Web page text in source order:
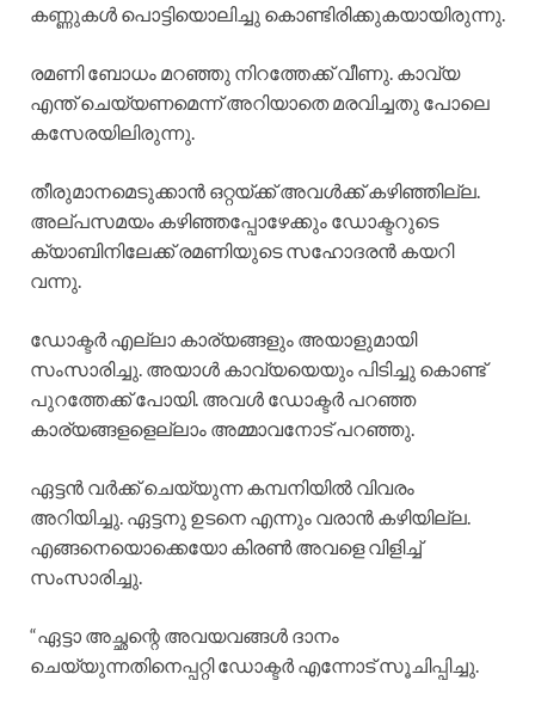
കണ്ണുകൾ പൊട്ടിയൊലിച്ചു കൊണ്ടിരിക്കുകയായിരുന്നു.
രമണി ബോധം മറഞ്ഞു നിറത്തേക്ക് വീണു. കാവ്യ
എന്ത് ചെയ്യണമെന്ന് അറിയാതെ മരവിച്ചതു പോലെ
കസേരയിലിരുന്നു.
തീരുമാനമെടുക്കാൻ ഒറ്റയ്ക്ക് അവൾക്ക് കഴിഞ്ഞില്ല.
അല്പസമയം കഴിഞ്ഞപ്പോഴേക്കും ഡോക്ടറുടെ
ക്യാബിനിലേക്ക് രമണിയുടെ സഹോദരൻ കയറി
വന്നു.
ഡോക്ടർ എല്ലാ കാര്യങ്ങളും അയാളുമായി
സംസാരിച്ചു. അയാൾ കാവ്യയെയും പിടിച്ചു കൊണ്ട്
പുറത്തേക്ക് പോയി. അവൾ ഡോക്ടർ പറഞ്ഞ
കാര്യങ്ങളളെല്ലാം അമ്മാവനോട് പറഞ്ഞു.
ഏട്ടൻ വർക്ക് ചെയ്യുന്ന കമ്പനിയിൽ വിവരം
അറിയിച്ചു. ഏട്ടനു ഉടനെ എന്നും വരാൻ കഴിയില്ല.
എങ്ങനെയൊക്കെയോ കിരൺ അവളെ വിളിച്ച്
സംസാരിച്ചു.
“ഏട്ടാ അച്ഛന്റെ അവയവങ്ങൾ ദാനം
ചെയ്യുന്നതിനെപ്പറ്റി ഡോക്ടർ എന്നോട് സൂചിപ്പിച്ചു.